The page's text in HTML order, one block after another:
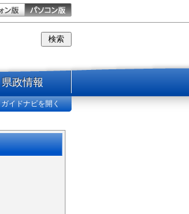
県政情報
ガイドナビを開く